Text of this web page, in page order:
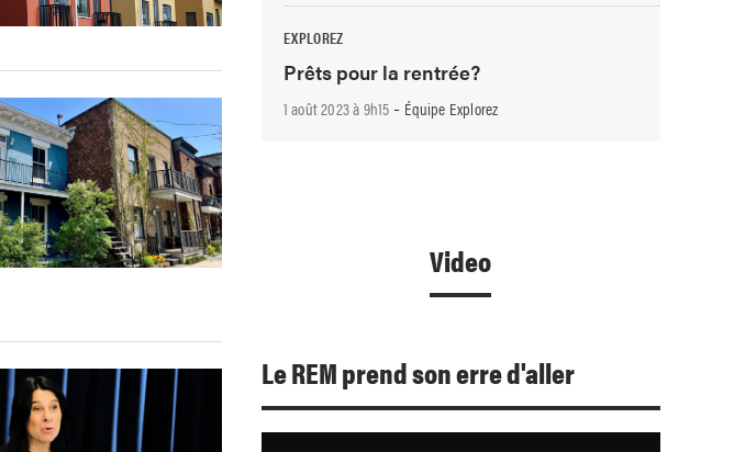
EXPLOREZ
Prêts pour la rentrée?
1 août 2023 à 9h15 - Équipe Explorez
Video
Le REM prend son erre d'aller